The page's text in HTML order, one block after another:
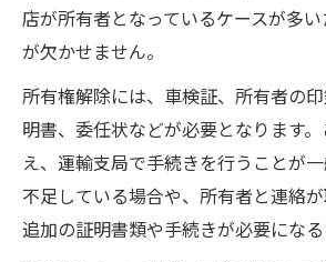
店が所有者となっているケースが多
が欠かせません。
所有権解除には、車検証、所有者の
明書、委任状などが必要となります
え、運輸支局で手続きを行うことが
不足している場合や、所有者と連絡が
追加の証明書類や手続きが必要になる